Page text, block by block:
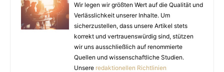
Wir legen wir größten Wert auf die Qualität und
Verlässlichkeit unserer Inhalte. Um
sicherzustellen, dass unsere Artikel stets
korrekt und vertrauenswürdig sind, stützen
wir uns ausschließlich auf renommierte
Quellen und wissenschaftliche Studien.
Unsere redaktionellen Richtlinien